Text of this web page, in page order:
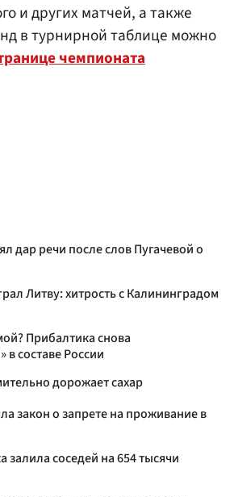
и других матчей, а также
в турнирной таблице можно
чемпионата
дар речи после слов Пугачевой о
Литву: хитрость с Калининградом
Прибалтика снова
в составе России
дорожает сахар
закон о запрете на проживание в
залила соседей на 654 тысячи